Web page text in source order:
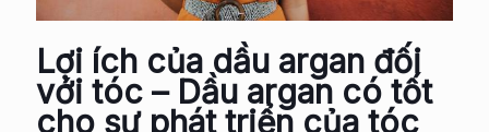
Lợi ích của dầu argan đối
với tóc – Dầu argan có tốt
cho sự phát triển của tóc